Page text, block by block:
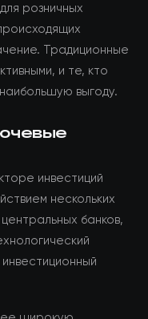
розничных
Традиционные
и те, кто
выгоду.
инвестиций
нескольких
банков,